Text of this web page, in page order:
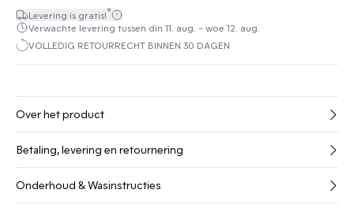
Levering is gratis!*
Verwachte levering tussen din 11. aug. - woe 12. aug.
VOLLEDIG RETOURRECHT BINNEN 30 DAGEN
Over het product
Betaling, levering en retournering
Onderhoud & Wasinstructies